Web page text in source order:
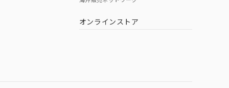
オンラインストア